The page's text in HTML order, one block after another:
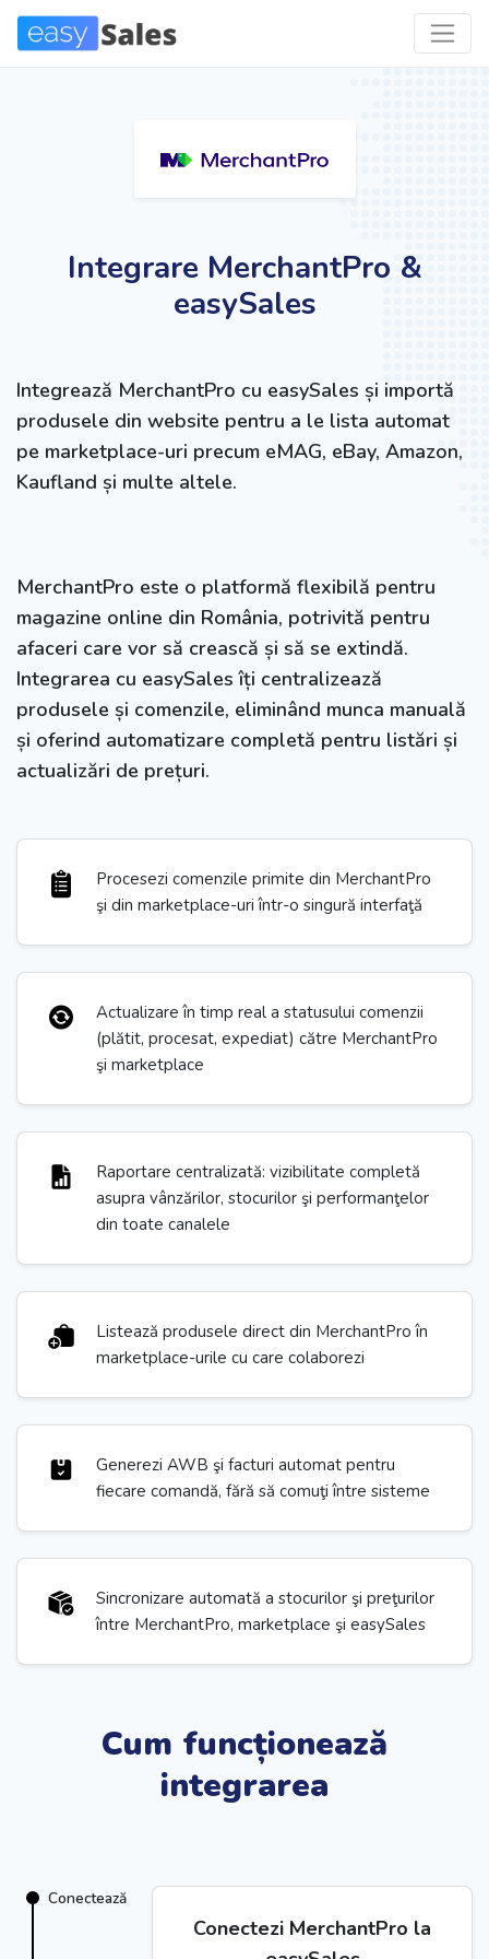
Integrare MerchantPro &
easySales
Integrează MerchantPro cu easySales și importă
produsele din website pentru a le lista automat
pe marketplace-uri precum eMAG, eBay, Amazon,
Kaufland și multe altele.
MerchantPro este o platformă flexibilă pentru
magazine online din România, potrivită pentru
afaceri care vor să crească și să se extindă.
Integrarea cu easySales îți centralizează
produsele și comenzile, eliminând munca manuală
și oferind automatizare completă pentru listări și
actualizări de prețuri.
Procesezi comenzile primite din MerchantPro
şi din marketplace-uri într-o singură interfaţă
Actualizare în timp real a statusului comenzii
(plătit, procesat, expediat) către MerchantPro
şi marketplace
Raportare centralizată: vizibilitate completă
asupra vânzărilor, stocurilor şi performanţelor
din toate canalele
Listează produsele direct din MerchantPro în
marketplace-urile cu care colaborezi
Generezi AWB şi facturi automat pentru
fiecare comandă, fără să comuţi între sisteme
Sincronizare automată a stocurilor şi preţurilor
între MerchantPro, marketplace şi easySales
Cum funcționează
integrarea
Conectează
Conectezi MerchantPro la